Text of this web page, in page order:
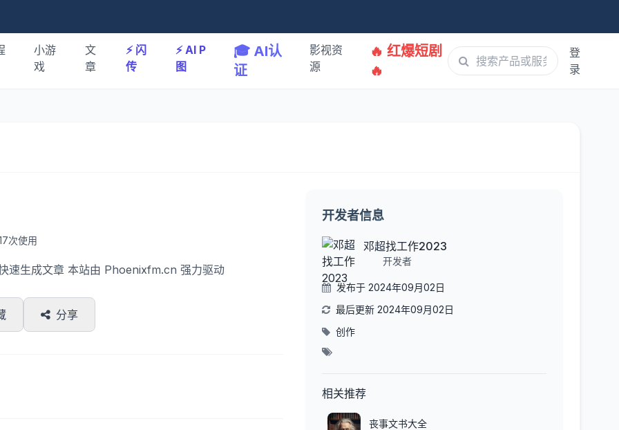
小游
戏
文
章
⚡️ 闪
传
⚡️ AI P
图
🎓 AI认
证
影视资
源
🔥 红爆短剧
🔥
登
录
次使用
速生成文章 本站由 Phoenixfm.cn 强力驱动
分享
开发者信息
邓超找工作2023
开发者
发布于 2024年09月02日
最后更新 2024年09月02日
创作
相关推荐
丧事文书大全